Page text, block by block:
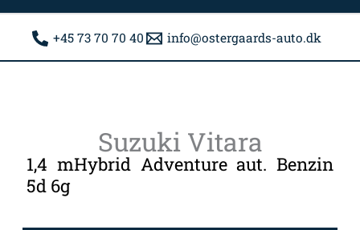
+45 73 70 70 40 info@ostergaards-auto.dk
Suzuki Vitara
1,4 mHybrid Adventure aut. Benzin
5d 6g